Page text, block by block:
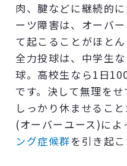
肉、腱などに継続的
ーツ障害は、オーバ
て起こることがほと
全力投球は、中学生
球。高校生なら1日
です。決して無理を
しっかり休ませるこ
(オーバーユース)によ
ング症候群を引き起こ